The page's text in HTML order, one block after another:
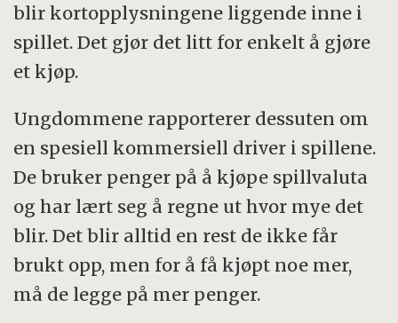
blir kortopplysningene liggende inne i
spillet. Det gjør det litt for enkelt å gjøre
et kjøp.
Ungdommene rapporterer dessuten om
en spesiell kommersiell driver i spillene.
De bruker penger på å kjøpe spillvaluta
og har lært seg å regne ut hvor mye det
blir. Det blir alltid en rest de ikke får
brukt opp, men for å få kjøpt noe mer,
må de legge på mer penger.